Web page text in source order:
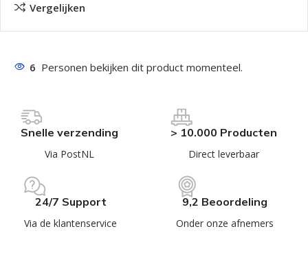
Vergelijken
6 Personen bekijken dit product momenteel.
Snelle verzending
Via PostNL
> 10.000 Producten
Direct leverbaar
24/7 Support
Via de klantenservice
9,2 Beoordeling
Onder onze afnemers